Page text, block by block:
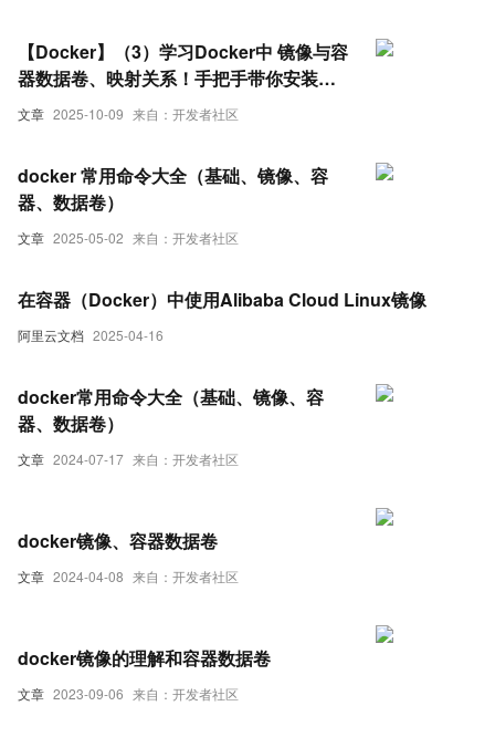
文章 2025-10-09 来自：开发者社区
【Docker】（3）学习Docker中 镜像与容
器数据卷、映射关系！手把手带你安装
MySql主从同步 和 Redis三主三从集群！
文章 2025-05-02 来自：开发者社区
docker 常用命令大全（基础、镜像、容
器、数据卷）
阿里云文档 2025-04-16
在容器（Docker）中使用Alibaba Cloud Linux镜像
文章 2024-07-17 来自：开发者社区
docker常用命令大全（基础、镜像、容
器、数据卷）
文章 2024-04-08 来自：开发者社区
docker镜像、容器数据卷
文章 2023-09-06 来自：开发者社区
docker镜像的理解和容器数据卷